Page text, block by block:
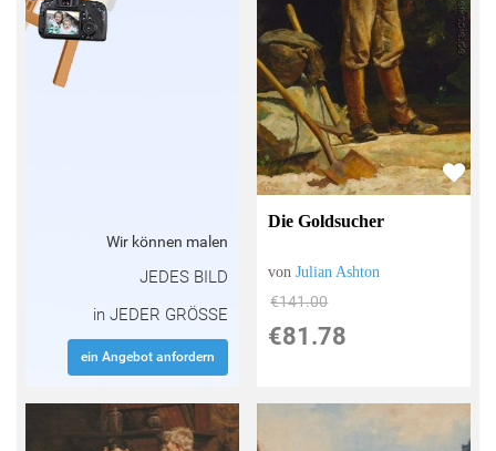
Wir können malen
JEDES BILD
in JEDER GRÖSSE
ein Angebot anfordern
Die Goldsucher
vonJulian Ashton
€141.00
€81.78